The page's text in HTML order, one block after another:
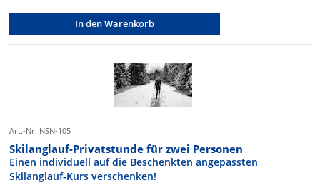
In den Warenkorb
Art.-Nr. NSN-105
Skilanglauf-Privatstunde für zwei Personen
Einen individuell auf die Beschenkten angepassten
Skilanglauf-Kurs verschenken!